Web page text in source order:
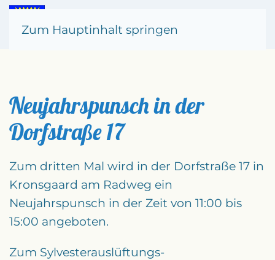
Zum Hauptinhalt springen
Neujahrspunsch in der
Dorfstraße 17
Zum dritten Mal wird in der Dorfstraße 17 in
Kronsgaard am Radweg ein
Neujahrspunsch in der Zeit von 11:00 bis
15:00 angeboten.
Zum Sylvesterauslüftungs-